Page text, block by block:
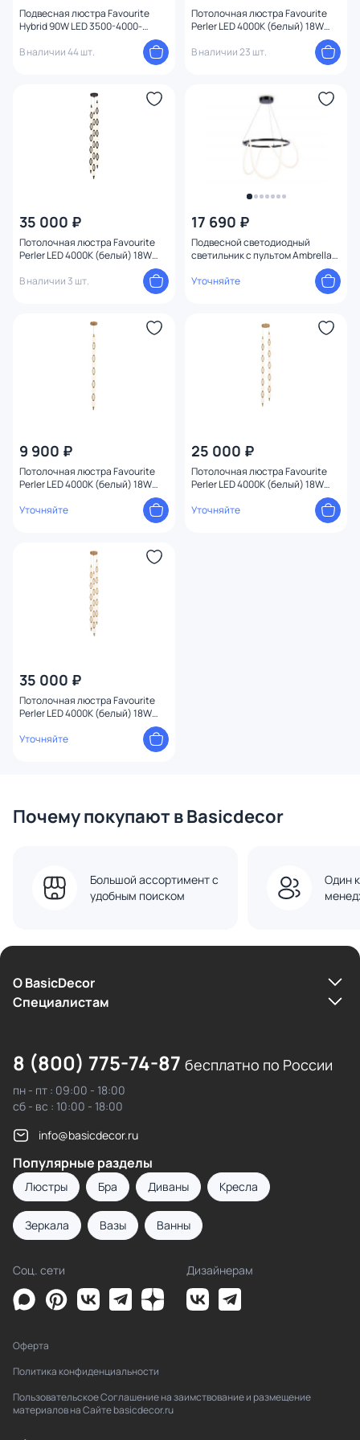
Подвесная люстра Favourite
Hybrid 90W LED 3500-4000-
В наличии 44 шт.
Потолочная люстра Favourite
Perler LED 4000К (белый) 18W
В наличии 23 шт.
35 000 ₽
Потолочная люстра Favourite
Perler LED 4000К (белый) 18W
В наличии 3 шт.
17 690 ₽
Подвесной светодиодный
светильник с пультом Ambrella
FL LED 3000К (теплый) FL10501
Уточняйте
9 900 ₽
Потолочная люстра Favourite
Perler LED 4000К (белый) 18W
Уточняйте
25 000 ₽
Потолочная люстра Favourite
Perler LED 4000К (белый) 18W
Уточняйте
35 000 ₽
Потолочная люстра Favourite
Perler LED 4000К (белый) 18W
Уточняйте
Почему покупают в Basicdecor
Большой ассортимент с
удобным поиском
Один
О BasicDecor
Cпециалистам
8 (800) 775-74-87 бесплатно по России
пн - пт : 09:00 - 18:00
сб - вс : 10:00 - 18:00
info@basicdecor.ru
Популярные разделы
Люстры Бра Диваны Кресла
Зеркала Вазы Ванны
Соц. сети Дизайнерам
Оферта
Политика конфиденциальности
Пользовательское Соглашение на заимствование и размещение
материалов на Сайте basicdecor.ru
Способ крепления
Конструкция
Мощность ламп